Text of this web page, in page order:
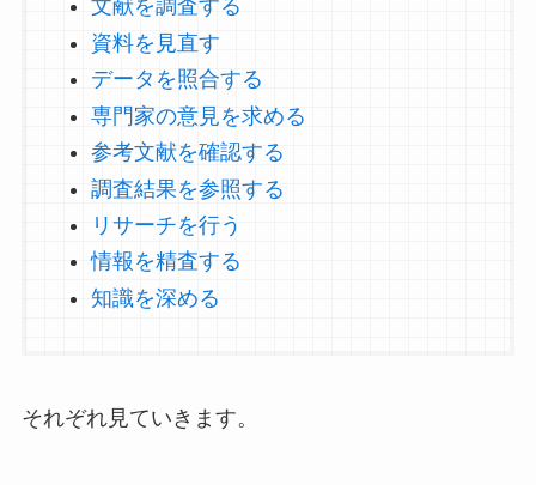
文献を調査する
資料を見直す
データを照合する
専門家の意見を求める
参考文献を確認する
調査結果を参照する
リサーチを行う
情報を精査する
知識を深める
それぞれ見ていきます。